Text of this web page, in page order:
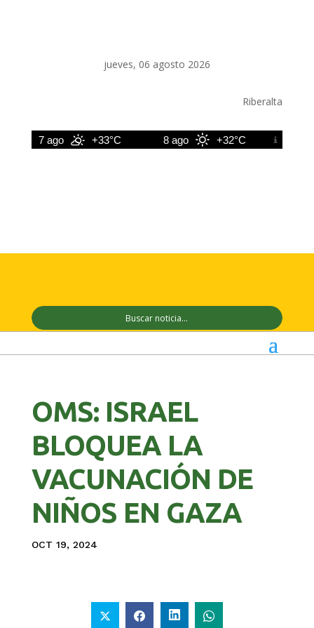
jueves, 06 agosto 2026
Riberalta
7 ago +33°C 8 ago +32°C 9 ago
OMS: ISRAEL
BLOQUEA LA
VACUNACIÓN DE
NIÑOS EN GAZA
OCT 19, 2024